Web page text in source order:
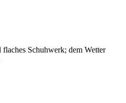
Schuhwerk; dem Wetter